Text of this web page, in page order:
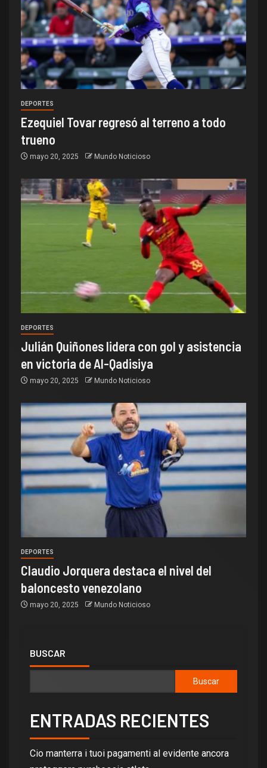
DEPORTES
Ezequiel Tovar regresó al terreno a todo
trueno
mayo 20, 2025 Mundo Noticioso
DEPORTES
Julián Quiñones lidera con gol y asistencia
en victoria de Al-Qadisiya
mayo 20, 2025 Mundo Noticioso
DEPORTES
Claudio Jorquera destaca el nivel del
baloncesto venezolano
mayo 20, 2025 Mundo Noticioso
BUSCAR
Buscar
ENTRADAS RECIENTES
Cio manterra i tuoi pagamenti al evidente ancora